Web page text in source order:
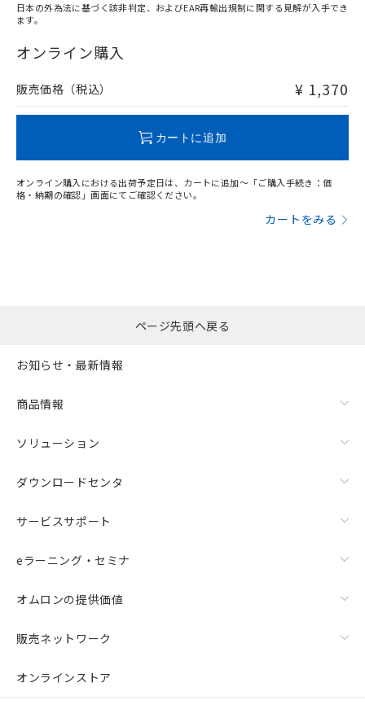
在庫等で未対応品が混在する可能性があります。
問い合わせください。
日本の外為法に基づく該非判定、およびEAR再輸出規制に関する見解が入手でき
ます。
オンライン購入
販売価格（税込） ¥ 1,370
カートに追加
オンライン購入における出荷予定日は、カートに追加～「ご購入手続き：価
格・納期の確認」画面にてご確認ください。
カートをみる
ページ先頭へ戻る
お知らせ・最新情報
商品情報
ソリューション
ダウンロードセンタ
サービスサポート
eラーニング・セミナ
オムロンの提供価値
販売ネットワーク
オンラインストア